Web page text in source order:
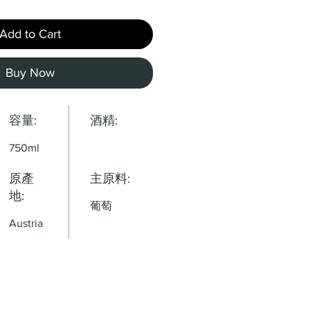
Add to Cart
Buy Now
容量:
750ml
酒精:
原產
地:
Austria
主原料:
葡萄